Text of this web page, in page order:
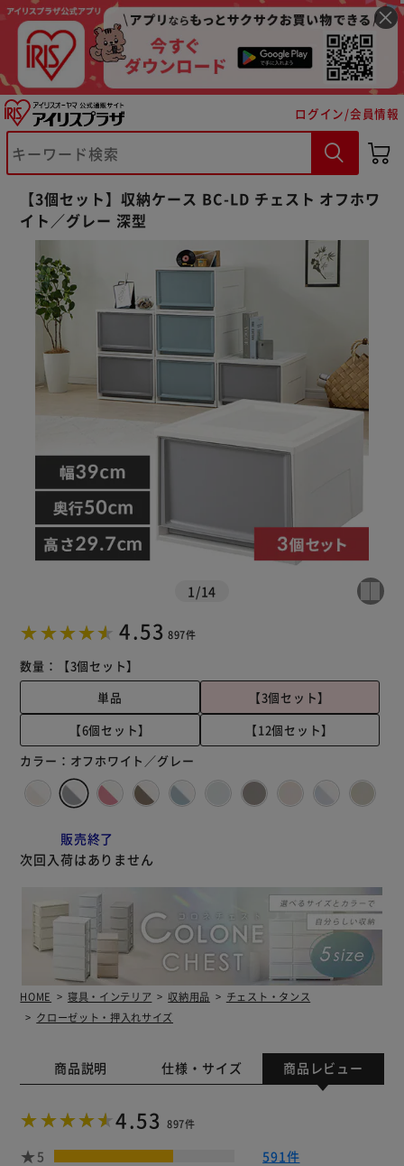
ログイン/会員情報
【3個セット】収納ケース BC-LD チェスト オフホワ
イト／グレー 深型
1 /14
4.53 897件
数量：
【3個セット】
単品
【3個セット】
【6個セット】
【12個セット】
カラー： オフホワイト／グレー
販売終了
次回入荷はありません
HOME 寝具・インテリア 収納用品
チェスト・タンス
クローゼット・押入れサイズ
商品説明 仕様・サイズ 商品レビュー
4.53 897件
5
591件
※ご確認ください